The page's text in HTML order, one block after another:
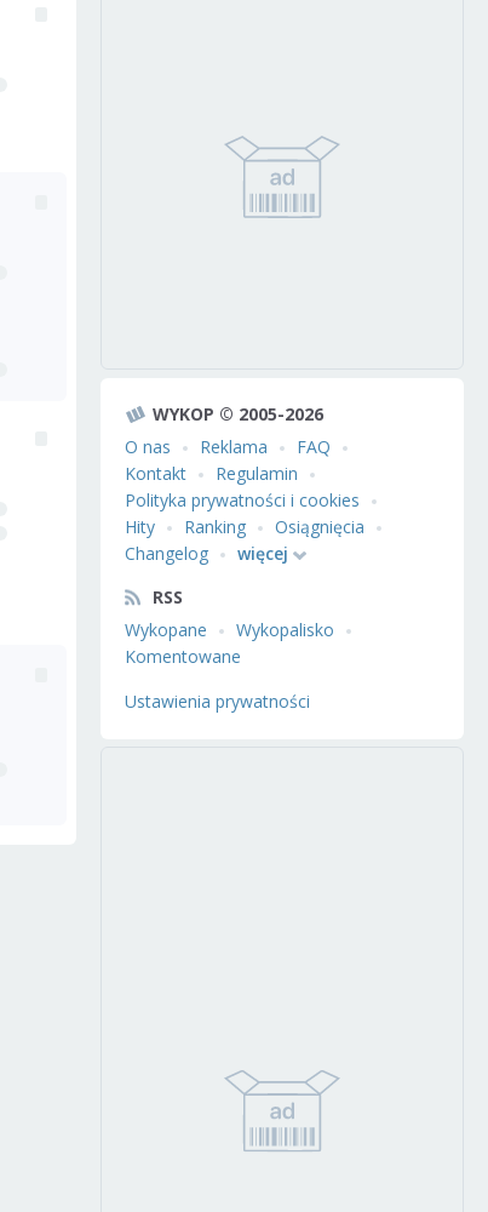
WYKOP © 2005-2026
O nas
Reklama
FAQ
Kontakt
Regulamin
Polityka prywatności i cookies
Hity
Ranking
Osiągnięcia
Changelog
więcej
RSS
Wykopane
Wykopalisko
Komentowane
Ustawienia prywatności